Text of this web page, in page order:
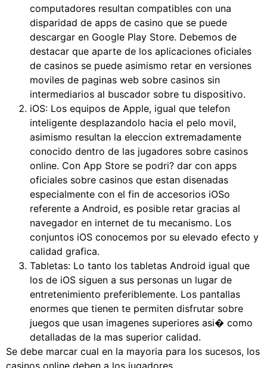
computadores resultan compatibles con una
disparidad de apps de casino que se puede
descargar en Google Play Store. Debemos de
destacar que aparte de los aplicaciones oficiales
de casinos se puede asimismo retar en versiones
moviles de paginas web sobre casinos sin
intermediarios al buscador sobre tu dispositivo.
iOS: Los equipos de Apple, igual que telefon
inteligente desplazandolo hacia el pelo movil,
asimismo resultan la eleccion extremadamente
conocido dentro de las jugadores sobre casinos
online. Con App Store se podri? dar con apps
oficiales sobre casinos que estan disenadas
especialmente con el fin de accesorios iOSo
referente a Android, es posible retar gracias al
navegador en internet de tu mecanismo. Los
conjuntos iOS conocemos por su elevado efecto y
calidad grafica.
Tabletas: Lo tanto los tabletas Android igual que
los de iOS siguen a sus personas un lugar de
entretenimiento preferiblemente. Los pantallas
enormes que tienen te permiten disfrutar sobre
juegos que usan imagenes superiores asi� como
detalladas de la mas superior calidad.
Se debe marcar cual en la mayoria para los sucesos, los